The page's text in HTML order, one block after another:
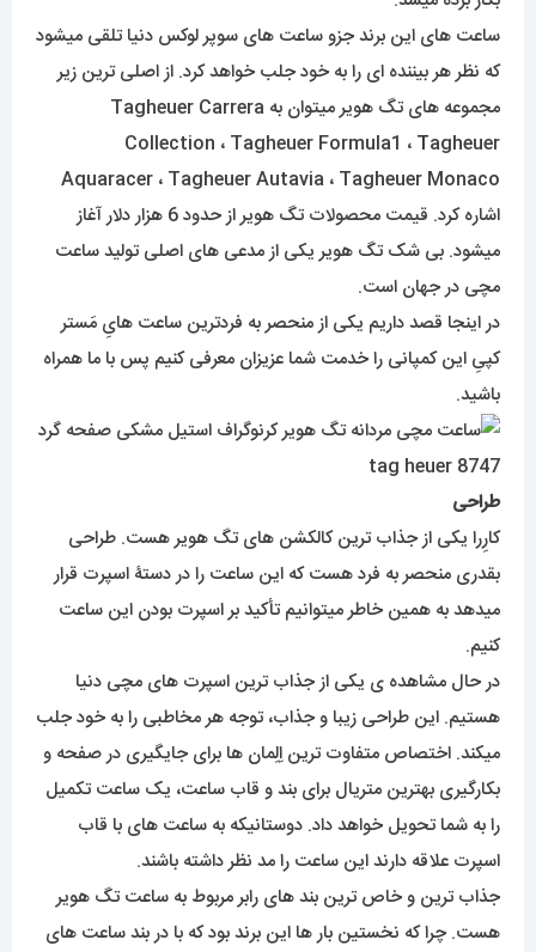
ساعت های این برند جزو ساعت های سوپر لوکس دنیا تلقی میشود
که نظر هر بیننده ای را به خود جلب خواهد کرد. از اصلی ترین زیر
مجموعه های تگ هویر میتوان به Tagheuer Carrera
Collection ، Tagheuer Formula1 ، Tagheuer
Aquaracer ، Tagheuer Autavia ، Tagheuer Monaco
اشاره کرد. قیمت محصولات تگ هویر از حدود 6 هزار دلار آغاز
میشود. بی شک تگ هویر یکی از مدعی های اصلی تولید ساعت
مچی در جهان است.
در اینجا قصد داریم یکی از منحصر به فردترین ساعت هایِ مَستر
کپیِ این کمپانی را خدمت شما عزیزان معرفی کنیم پس با ما همراه
باشید.
طراحی
کارِرا یکی از جذاب ترین کالکشن های تگ هویر هست. طراحی
بقدری منحصر به فرد هست که این ساعت را در دستۀ اسپرت قرار
میدهد به همین خاطر میتوانیم تأکید بر اسپرت بودن این ساعت
کنیم.
در حال مشاهده ی یکی از جذاب ترین اسپرت های مچی دنیا
هستیم. این طراحی زیبا و جذاب، توجه هر مخاطبی را به خود جلب
میکند. اختصاص متفاوت ترین اِلِمان ها برای جایگیری در صفحه و
بکارگیری بهترین متریال برای بند و قاب ساعت، یک ساعت تکمیل
را به شما تحویل خواهد داد. دوستانیکه به ساعت های با قاب
اسپرت علاقه دارند این ساعت را مد نظر داشته باشند.
جذاب ترین و خاص ترین بند های رابر مربوط به ساعت تگ هویر
هست. چرا که نخستین بار ها این برند بود که با در بند ساعت های